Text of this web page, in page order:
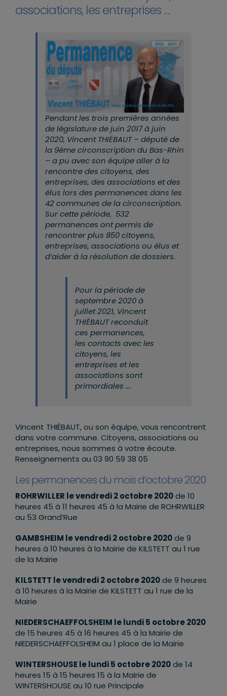
associations, les entreprises …
Pendant les trois premières années
de législature de juin 2017 à juin
2020, Vincent THIÉBAUT – député de
la 9ème circonscription du Bas-Rhin
– a pu avec son équipe aller à la
rencontre des citoyens, des
entreprises, des associations et des
élus lors des permanences dans les
42 communes de la circonscription.
Sur cette période, 532
permanences ont permis de
rencontrer plus 850 citoyens,
entreprises, associations ou élus et
d’aider à la résolution de dossiers.
Pour la période de
septembre 2020 à
juillet 2021, Vincent
THIÉBAUT reconduit
ces permanences,
les contacts avec les
citoyens, les
entreprises et les
associations sont
primordiales ….
Vincent THIÉBAUT, ou son équipe, vous rencontrent
dans votre commune. Citoyens, associations ou
entreprises, nous sommes à votre écoute.
Renseignements au 03 90 59 38 05
Les permanences du mois d’octobre 2020
ROHRWILLER le vendredi 2 octobre 2020de 10
heures 45 à 11 heures 45 à la Mairie de ROHRWILLER
au 53 Grand’Rue
GAMBSHEIM le vendredi 2 octobre 2020de 9
heures à 10 heures à la Mairie de KILSTETT au 1 rue
de la Mairie
KILSTETT le vendredi 2 octobre 2020de 9 heures
à 10 heures à la Mairie de KILSTETT au 1 rue de la
Mairie
NIEDERSCHAEFFOLSHEIM le lundi 5 octobre 2020
de 15 heures 45 à 16 heures 45 à la Mairie de
NIEDERSCHAEFFOLSHEIM au 1 place de la Mairie
WINTERSHOUSE le lundi 5 octobre 2020de 14
heures 15 à 15 heures 15 à la Mairie de
WINTERSHOUSE au 10 rue Principale